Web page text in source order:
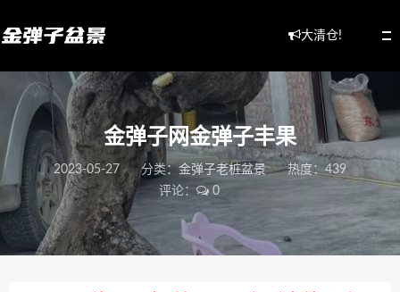
大清仓!
金弹子网金弹子丰果
2023-05-27 分类：金弹子老桩盆景
热度：439
评论：
0